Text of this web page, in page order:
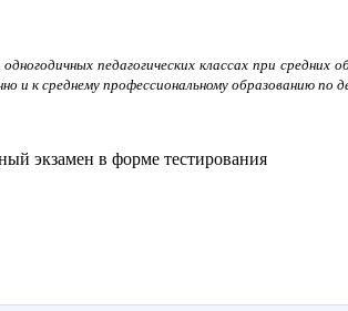
педагогических классах при
и к среднему профессиональному образованию по
экзамен в форме тестирования